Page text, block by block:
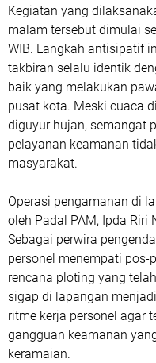
Kegiatan yang
malam tersebut dimulai
WIB. Langkah antisipatif
takbiran selalu identik
baik yang melakukan
pusat kota. Meski cuaca
diguyur hujan, semangat
pelayanan keamanan
masyarakat.
Operasi pengamanan di
oleh Padal PAM, Ipda Riri
Sebagai perwira
personel menempati pos-
rencana ploting yang
sigap di lapangan
ritme kerja personel agar
gangguan keamanan
keramaian.